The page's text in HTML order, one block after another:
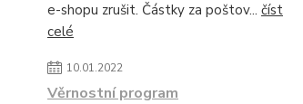
e-shopu zrušit. Částky za poštov... číst
celé
10.01.2022
Věrnostní program